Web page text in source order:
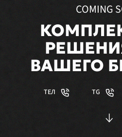
COMING
ВАШЕГО
ТЕЛ TG